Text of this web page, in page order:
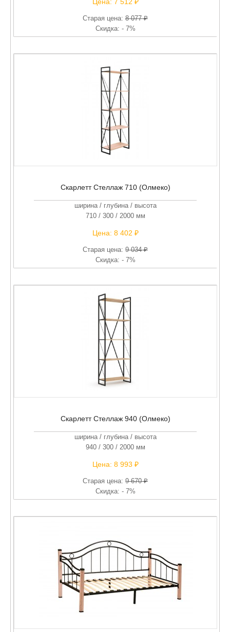
Цена: 7 512 ₽
Старая цена: 8 077 ₽
Скидка: - 7%
Скарлетт Стеллаж 710 (Олмеко)
ширина / глубина / высота
710 / 300 / 2000 мм
Цена: 8 402 ₽
Старая цена: 9 034 ₽
Скидка: - 7%
Скарлетт Стеллаж 940 (Олмеко)
ширина / глубина / высота
940 / 300 / 2000 мм
Цена: 8 993 ₽
Старая цена: 9 670 ₽
Скидка: - 7%